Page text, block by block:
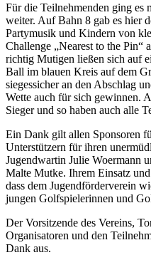
Für die Teilnehmenden ging es
weiter. Auf Bahn 8 gab es hier
Partymusik und Kindern von
Challenge „Nearest to the Pin“
richtig Mutigen ließen sich auf
Ball im blauen Kreis auf dem
siegessicher an den Abschlag
Wette auch für sich gewinnen.
Sieger und so haben auch alle
Ein Dank gilt allen Sponsoren
Unterstützern für ihren
Jugendwartin Julie Woermann
Malte Mutke. Ihrem Einsatz
dass dem Jugendförderverein
jungen Golfspielerinnen und
Der Vorsitzende des Vereins,
Organisatoren und den
Dank aus.